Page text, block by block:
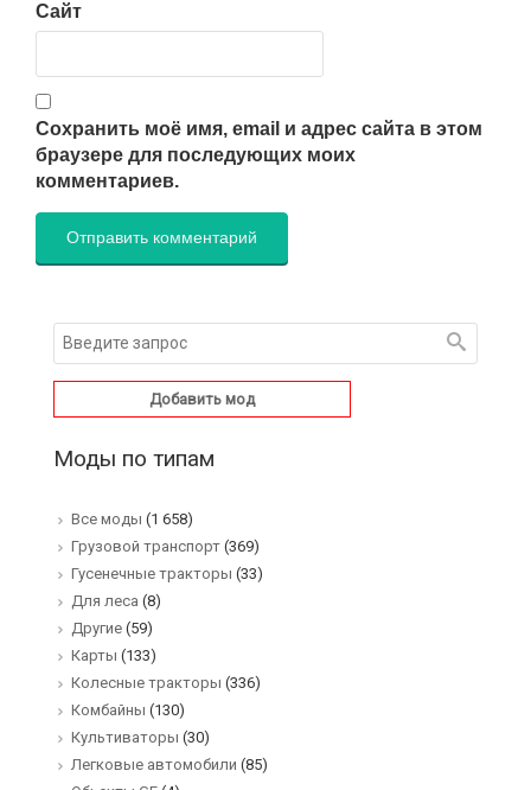
Сайт
Сохранить моё имя, email и адрес сайта в этом
браузере для последующих моих
комментариев.
Добавить мод
Моды по типам
Все моды (1 658)
Грузовой транспорт (369)
Гусенечные тракторы (33)
Для леса (8)
Другие (59)
Карты (133)
Колесные тракторы (336)
Комбайны (130)
Культиваторы (30)
Легковые автомобили (85)